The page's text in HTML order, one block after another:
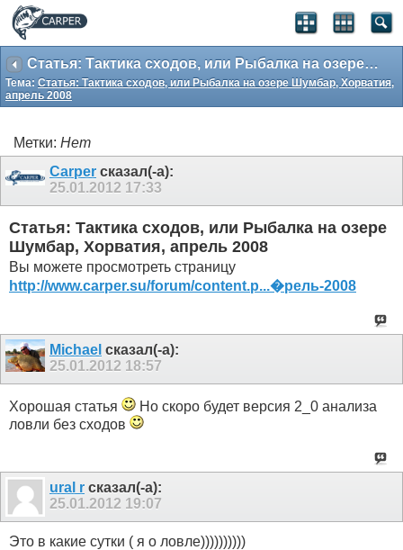
Статья: Тактика сходов, или Рыбалка на озере Шумбар, Хорватия, апрель 2008
Тема: Статья: Тактика сходов, или Рыбалка на озере Шумбар, Хорватия,
апрель 2008
Метки: Нет
Carper сказал(-а):
25.01.2012 17:33
Статья: Тактика сходов, или Рыбалка на озере
Шумбар, Хорватия, апрель 2008
Вы можете просмотреть страницу
http://www.carper.su/forum/content.p...�рель-2008
Michael сказал(-а):
25.01.2012 18:57
Хорошая статья
Но скоро будет версия 2_0 анализа
ловли без сходов
ural r сказал(-а):
25.01.2012 19:07
Это в какие сутки ( я о ловле))))))))))